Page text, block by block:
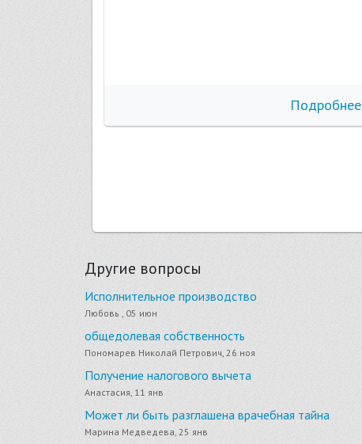
Подробнее
Другие вопросы
Исполнительное производство
Любовь , 05 июн
общедолевая собственность
Пономарев Николай Петрович, 26 ноя
Получение налогового вычета
Анастасия, 11 янв
Может ли быть разглашена врачебная тайна
Марина Медведева, 25 янв